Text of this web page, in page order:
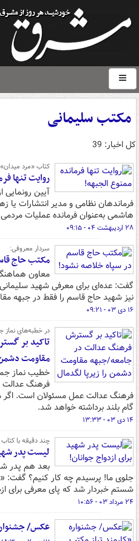
مکتب سلیمانی
کل اخبار: 39
کتاب «مرد
روایت تنها
آیین رونمایی
فرماندهان نظامی و مدیر انتشارات
هاشمی به‌عنوان فرمانده عملیات
۲۸ اردیبهشت ۰۴ - ۰۹:۱۵
سردار معروفی:
مکتب حاج
معاون
گفت: عده‌ای برای معرفی شهید
نیز شهید حاج قاسم را فقط در جبهه
۱۶ دی ۰۳ - ۰۹:۲۱
در خطبه‌های
تاکید بر
مقاومت دشمن
خطیب نماز
فرهنگ
فرهنگ عدالت عمل مسئولان است. اگر
گام بلند برداشته خواهد شد.
۱۴ دی ۰۳ - ۱۳:۳۳
چند دقیقه با کتاب‌
لیست پدر
بعد هم پدر
جلوی ما! پرسیدم چه کار کنیم؟ گفت:
شستم خبردار شد که پای معرفی برای
۲۴ مرداد ۰۳ - ۱۰:۵۶
عکس/